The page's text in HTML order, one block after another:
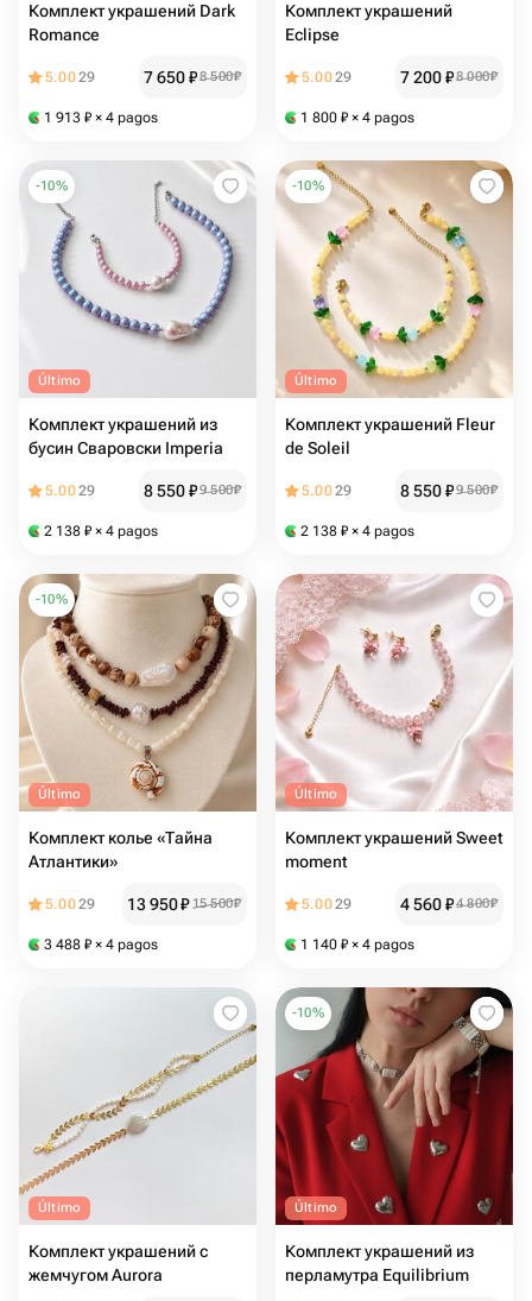
Комплект украшений Dark
Romance
5.0029 7 650₽8 500₽
1 913 ₽ × 4 pagos
Комплект украшений
Eclipse
5.0029 7 200₽8 000₽
1 800 ₽ × 4 pagos
-10%
Último
Комплект украшений из
бусин Сваровски Imperia
5.0029 8 550₽9 500₽
2 138 ₽ × 4 pagos
-10%
Último
Комплект украшений Fleur
de Soleil
5.0029 8 550₽9 500₽
2 138 ₽ × 4 pagos
-10%
Último
Комплект колье «Тайна
Атлантики»
5.0029 13 950₽ 15 500₽
3 488 ₽ × 4 pagos
Último
Комплект украшений Sweet
moment
5.0029 4 560₽4 800₽
1 140 ₽ × 4 pagos
Último
Комплект украшений с
жемчугом Aurora
-10%
Último
Комплект украшений из
перламутра Equilibrium